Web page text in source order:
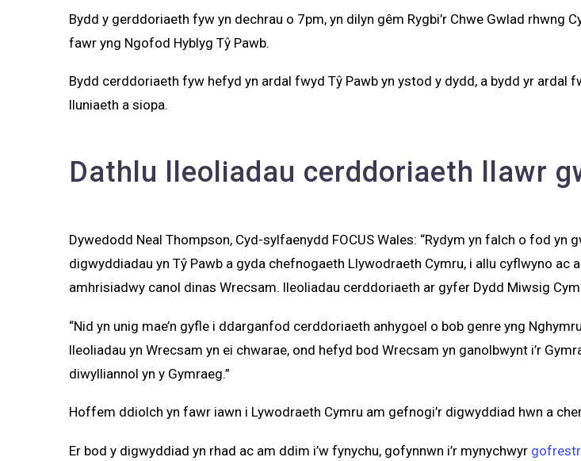
Bydd y gerddoriaeth fyw yn dechrau o 7pm, yn dilyn gêm Rygbi’r Chwe Gwlad rhwng
fawr yng Ngofod Hyblyg Tŷ Pawb.
Bydd cerddoriaeth fyw hefyd yn ardal fwyd Tŷ Pawb yn ystod y dydd, a bydd yr
lluniaeth a siopa.
Dathlu lleoliadau cerddoriaeth llawr
Dywedodd Neal Thompson, Cyd-sylfaenydd FOCUS Wales: “Rydym yn falch o fod
digwyddiadau yn Tŷ Pawb a gyda chefnogaeth Llywodraeth Cymru, i allu cyflwyno ac
amhrisiadwy canol dinas Wrecsam. lleoliadau cerddoriaeth ar gyfer Dydd Miwsig
“Nid yn unig mae’n gyfle i ddarganfod cerddoriaeth anhygoel o bob genre yng
lleoliadau yn Wrecsam yn ei chwarae, ond hefyd bod Wrecsam yn ganolbwynt i’r
diwylliannol yn y Gymraeg.”
Hoffem ddiolch yn fawr iawn i Lywodraeth Cymru am gefnogi’r digwyddiad hwn a
Er bod y digwyddiad yn rhad ac am ddim i’w fynychu, gofynnwn i’r mynychwyr